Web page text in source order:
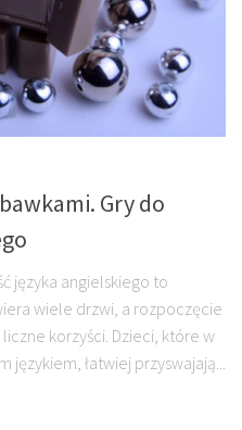
Gry do
języka angielskiego to
wiele drzwi, a rozpoczęcie
korzyści. Dzieci, które w
łatwiej przyswajają...